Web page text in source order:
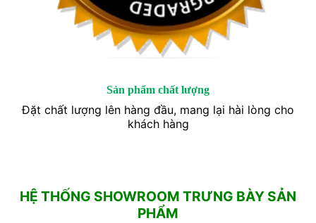
Sản phẩm chất lượng
Đặt chất lượng lên hàng đầu, mang lại hài lòng cho
khách hàng
HỆ THỐNG SHOWROOM TRƯNG BÀY SẢN
PHẨM